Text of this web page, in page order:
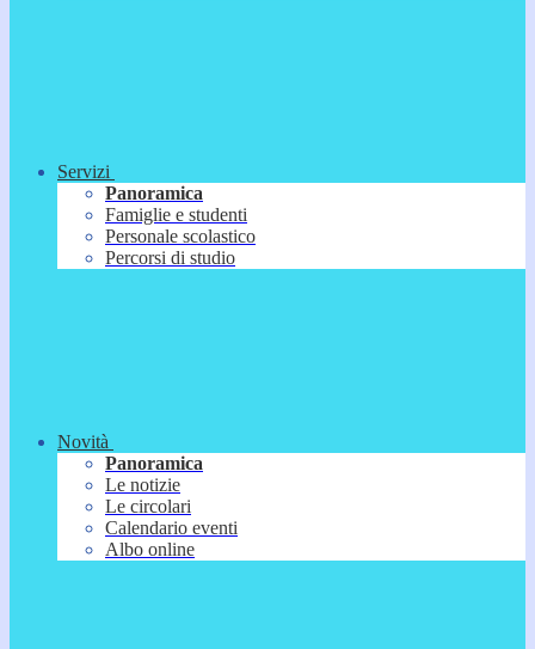
Servizi
Panoramica
Famiglie e studenti
Personale scolastico
Percorsi di studio
Novità
Panoramica
Le notizie
Le circolari
Calendario eventi
Albo online